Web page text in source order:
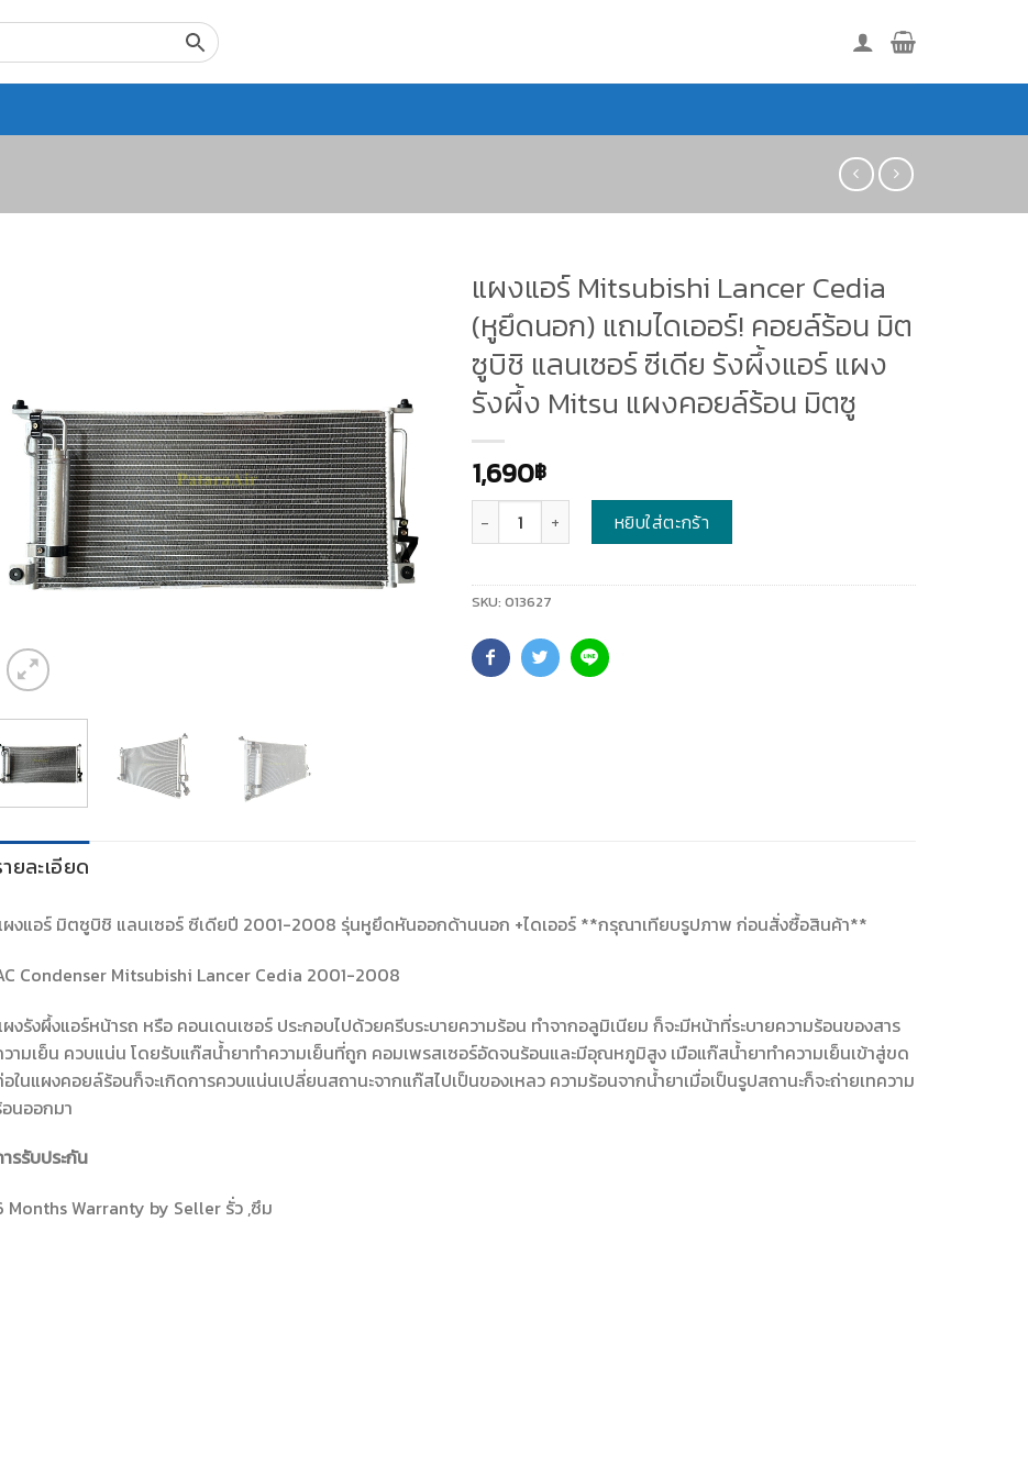
แผงแอร์ Mitsubishi Lancer Cedia
(หูยึดนอก) แถมไดเออร์! คอยล์ร้อน มิต
ซูบิชิ แลนเซอร์ ซีเดีย รังผึ้งแอร์ แผง
รังผึ้ง Mitsu แผงคอยล์ร้อน มิตซู
1,690฿
หยิบใส่ตะกร้า
SKU: 013627
ยละเอียด
ผงแอร์ มิตซูบิชิ แลนเซอร์ ซีเดียปี 2001-2008 รุ่นหูยึดหันออกด้านนอก +ไดเออร์ **กรุณาเทียบรูปภาพ ก่อนสั่งซื้อสินค้า**
Condenser Mitsubishi Lancer Cedia 2001-2008
งรังผึ้งแอร์หน้ารถ หรือ คอนเดนเซอร์ ประกอบไปด้วยครีบระบายความร้อน ทำจากอลูมิเนียม ก็จะมีหน้าที่ระบายความร้อนของสาร
ามเย็น ควบแน่น โดยรับแก๊สน้ำยาทำความเย็นที่ถูก คอมเพรสเซอร์อัดจนร้อนและมีอุณหภูมิสูง เมือแก๊สน้ำยาทำความเย็นเข้าสู่ขด
ในแผงคอยล์ร้อนก็จะเกิดการควบแน่นเปลี่ยนสถานะจากแก๊สไปเป็นของเหลว ความร้อนจากน้ำยาเมื่อเป็นรูปสถานะก็จะถ่ายเทความ
นออกมา
รรับประกัน
Months Warranty by Seller รั่ว ,ซึม